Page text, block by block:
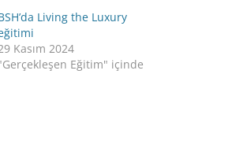
Living the Luxury
Kasım 2024
Eğitim" içinde